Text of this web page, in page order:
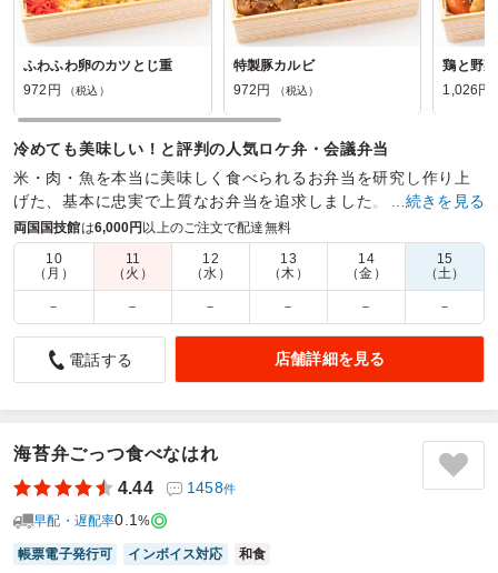
ふわふわ卵のカツとじ重
972円
（税込）
特製豚カルビ
972円
（税込）
鶏と野
1,026円
冷めても美味しい！と評判の人気ロケ弁・会議弁当
米・肉・魚を本当に美味しく食べられるお弁当を研究し作り上
げた、基本に忠実で上質なお弁当を追求しました。
商品数： 48 締切日時： 1日前15:00 価格帯：
配達時間：
9:30～17:00
美味しかったです
5.0 株式会社ブロードエッジ・アドバイザーズ
月3回のランチミーティング用に、何度も利用させていただ
でスタッフからの評判も大変良いです！
男性スタッフも多い職場ですが少ないという声が出たことは
なく、お腹いっぱいになれる量で助かります。
また利用させていただきます。
ご利用シーン：懇親会›ランチ会
…続きを見る
両国国技館は6,000円 以上のご注文で配達無料
10
（月）
11
（火）
12
（水）
13
（木）
14
（金）
15
（土）
－ － － － － －
電話する 店舗詳細を見る
海苔弁ごっつ食べなはれ
4.44
1458件
早配・遅配率0.1%
帳票電子発行可 インボイス対応 和食